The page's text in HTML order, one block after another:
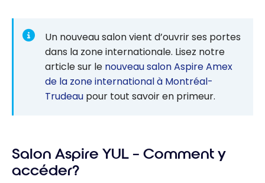
Un nouveau salon vient d’ouvrir ses portes
dans la zone internationale. Lisez notre
article sur le nouveau salon Aspire Amex
de la zone international à Montréal-
Trudeau pour tout savoir en primeur.
Salon Aspire YUL – Comment y
accéder?